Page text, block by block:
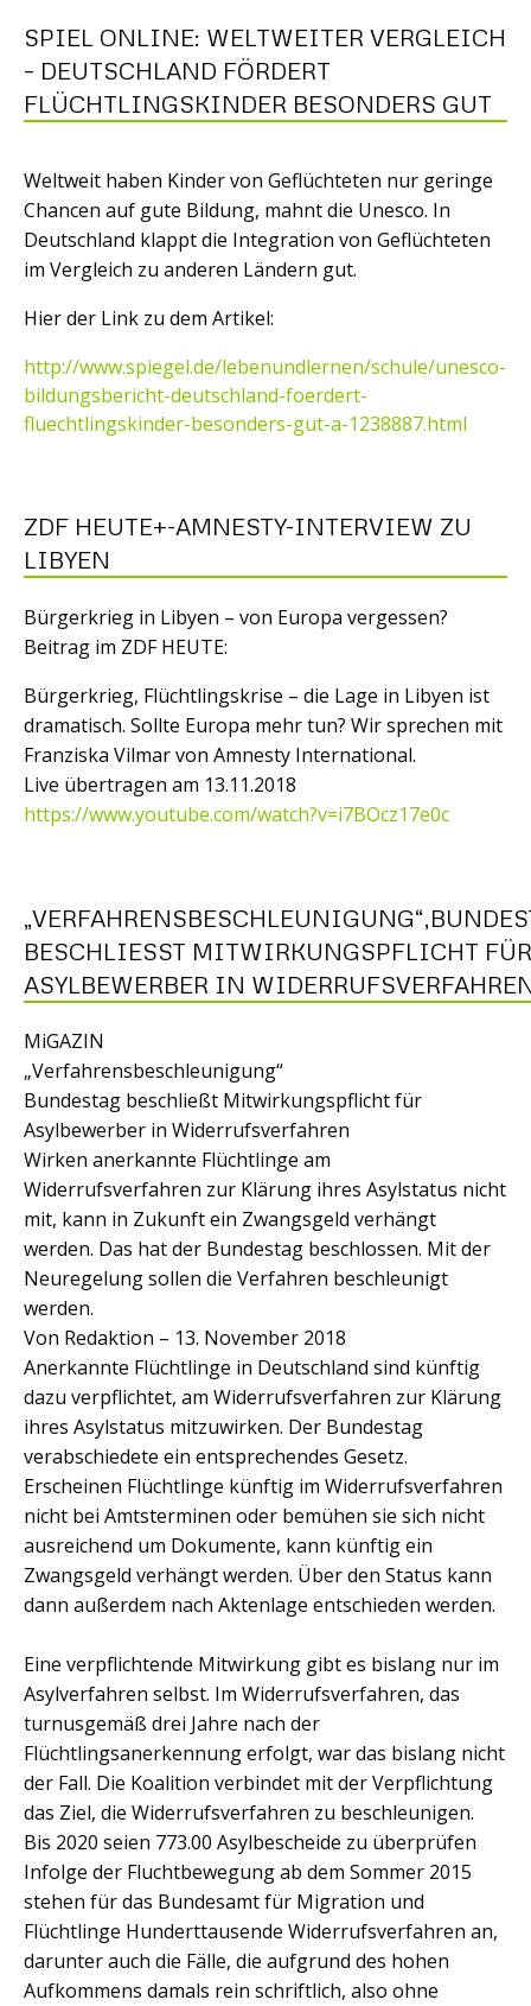
SPIEL ONLINE: WELTWEITER VERGLEICH
– DEUTSCHLAND FÖRDERT
FLÜCHTLINGSKINDER BESONDERS GUT
Weltweit haben Kinder von Geflüchteten nur geringe
Chancen auf gute Bildung, mahnt die Unesco. In
Deutschland klappt die Integration von Geflüchteten
im Vergleich zu anderen Ländern gut.
Hier der Link zu dem Artikel:
http://www.spiegel.de/lebenundlernen/schule/unesco-
bildungsbericht-deutschland-foerdert-
fluechtlingskinder-besonders-gut-a-1238887.html
ZDF HEUTE+-AMNESTY-INTERVIEW ZU
LIBYEN
Bürgerkrieg in Libyen – von Europa vergessen?
Beitrag im ZDF HEUTE:
Bürgerkrieg, Flüchtlingskrise – die Lage in Libyen ist
dramatisch. Sollte Europa mehr tun? Wir sprechen mit
Franziska Vilmar von Amnesty International.
Live übertragen am 13.11.2018
https://www.youtube.com/watch?v=i7BOcz17e0c
BESCHLIESST MITWIRKUNGSPFLICHT FÜR A
SYLBEWERBER IN WIDERRUFSVERFAHREN
MiGAZIN
„Verfahrensbeschleunigung“
Bundestag beschließt Mitwirkungspflicht für
Asylbewerber in Widerrufsverfahren
Wirken anerkannte Flüchtlinge am
Widerrufsverfahren zur Klärung ihres Asylstatus nicht
mit, kann in Zukunft ein Zwangsgeld verhängt
werden. Das hat der Bundestag beschlossen. Mit der
Neuregelung sollen die Verfahren beschleunigt
werden.
Von Redaktion – 13. November 2018
Anerkannte Flüchtlinge in Deutschland sind künftig
dazu verpflichtet, am Widerrufsverfahren zur Klärung
ihres Asylstatus mitzuwirken. Der Bundestag
verabschiedete ein entsprechendes Gesetz.
Erscheinen Flüchtlinge künftig im Widerrufsverfahren
nicht bei Amtsterminen oder bemühen sie sich nicht
ausreichend um Dokumente, kann künftig ein
Zwangsgeld verhängt werden. Über den Status kann
dann außerdem nach Aktenlage entschieden werden.
Eine verpflichtende Mitwirkung gibt es bislang nur im
Asylverfahren selbst. Im Widerrufsverfahren, das
turnusgemäß drei Jahre nach der
Flüchtlingsanerkennung erfolgt, war das bislang nicht
der Fall. Die Koalition verbindet mit der Verpflichtung
das Ziel, die Widerrufsverfahren zu beschleunigen.
Bis 2020 seien 773.00 Asylbescheide zu überprüfen
Infolge der Fluchtbewegung ab dem Sommer 2015
stehen für das Bundesamt für Migration und
Flüchtlinge Hunderttausende Widerrufsverfahren an,
darunter auch die Fälle, die aufgrund des hohen
Aufkommens damals rein schriftlich, also ohne